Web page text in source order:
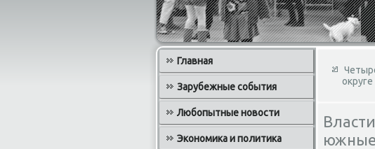
Главная
Зарубежные события
Любопытные новости
Экономика и политика
округе